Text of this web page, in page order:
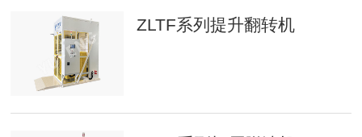
ZLTF系列提升翻转机